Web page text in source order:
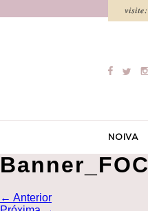
NOIVA
← Anterior